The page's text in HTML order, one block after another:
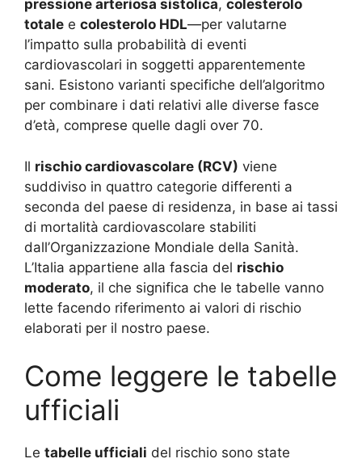
pressione arteriosa sistolica, colesterolo
totale e colesterolo HDL—per valutarne
l’impatto sulla probabilità di eventi
cardiovascolari in soggetti apparentemente
sani. Esistono varianti specifiche dell’algoritmo
per combinare i dati relativi alle diverse fasce
d’età, comprese quelle dagli over 70.
Il rischio cardiovascolare (RCV) viene
suddiviso in quattro categorie differenti a
seconda del paese di residenza, in base ai tassi
di mortalità cardiovascolare stabiliti
dall’Organizzazione Mondiale della Sanità.
L’Italia appartiene alla fascia del rischio
moderato, il che significa che le tabelle vanno
lette facendo riferimento ai valori di rischio
elaborati per il nostro paese.
Come leggere le tabelle
ufficiali
Le tabelle ufficiali del rischio sono state